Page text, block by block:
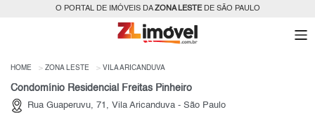
O PORTAL DE IMÓVEIS DAZONA LESTEDE SÃO PAULO
HOME ZONA LESTE VILA ARICANDUVA
Condomínio Residencial Freitas Pinheiro
Rua Guaperuvu, 71, Vila Aricanduva - São Paulo